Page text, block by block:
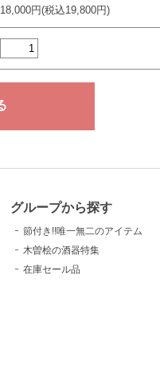
18,000円(税込19,800円)
グループから探す
節付き!!唯一無二のアイテム
木曽桧の酒器特集
在庫セール品